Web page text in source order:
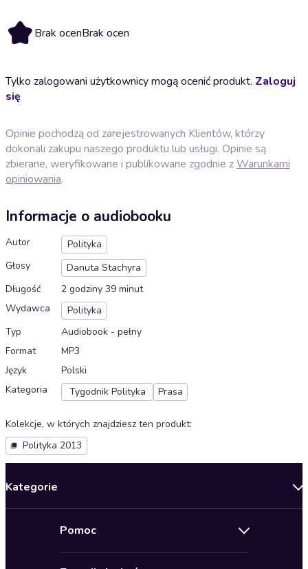
Brak ocenBrak ocen
Tylko zalogowani użytkownicy mogą ocenić produkt. Zaloguj
się
Opinie pochodzą od zarejestrowanych Klientów, którzy
dokonali zakupu naszego produktu lub usługi. Opinie są
zbierane, weryfikowane i publikowane zgodnie zWarunkami
opiniowania.
Informacje o audiobooku
Autor
Polityka
Głosy
Danuta Stachyra
Długość
2 godziny 39 minut
Wydawca
Polityka
Typ
Audiobook - pełny
Format
MP3
Język
Polski
Kategoria
Tygodnik Polityka Prasa
Kolekcje, w których znajdziesz ten produkt:
Polityka 2013
Kategorie
Pomoc